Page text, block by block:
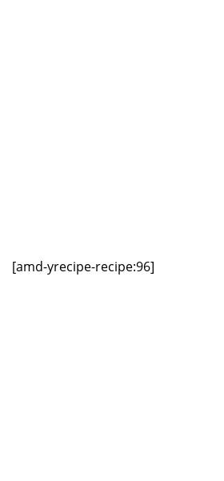
[amd-yrecipe-recipe:96]